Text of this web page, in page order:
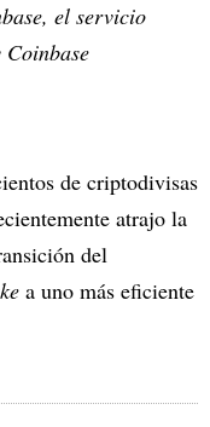
el servicio
Coinbase
de criptodivisas
atrajo la
del
a uno más eficiente